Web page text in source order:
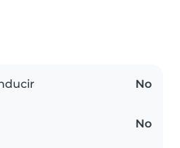
No
No